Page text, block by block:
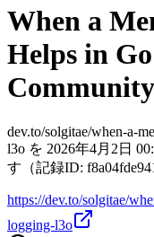
When a
Helps in
Community
dev.to/solgitae/when-a-
l3o を 2026年4月2日
す（記録ID:
https://dev.to/solgitae/
logging-l3o